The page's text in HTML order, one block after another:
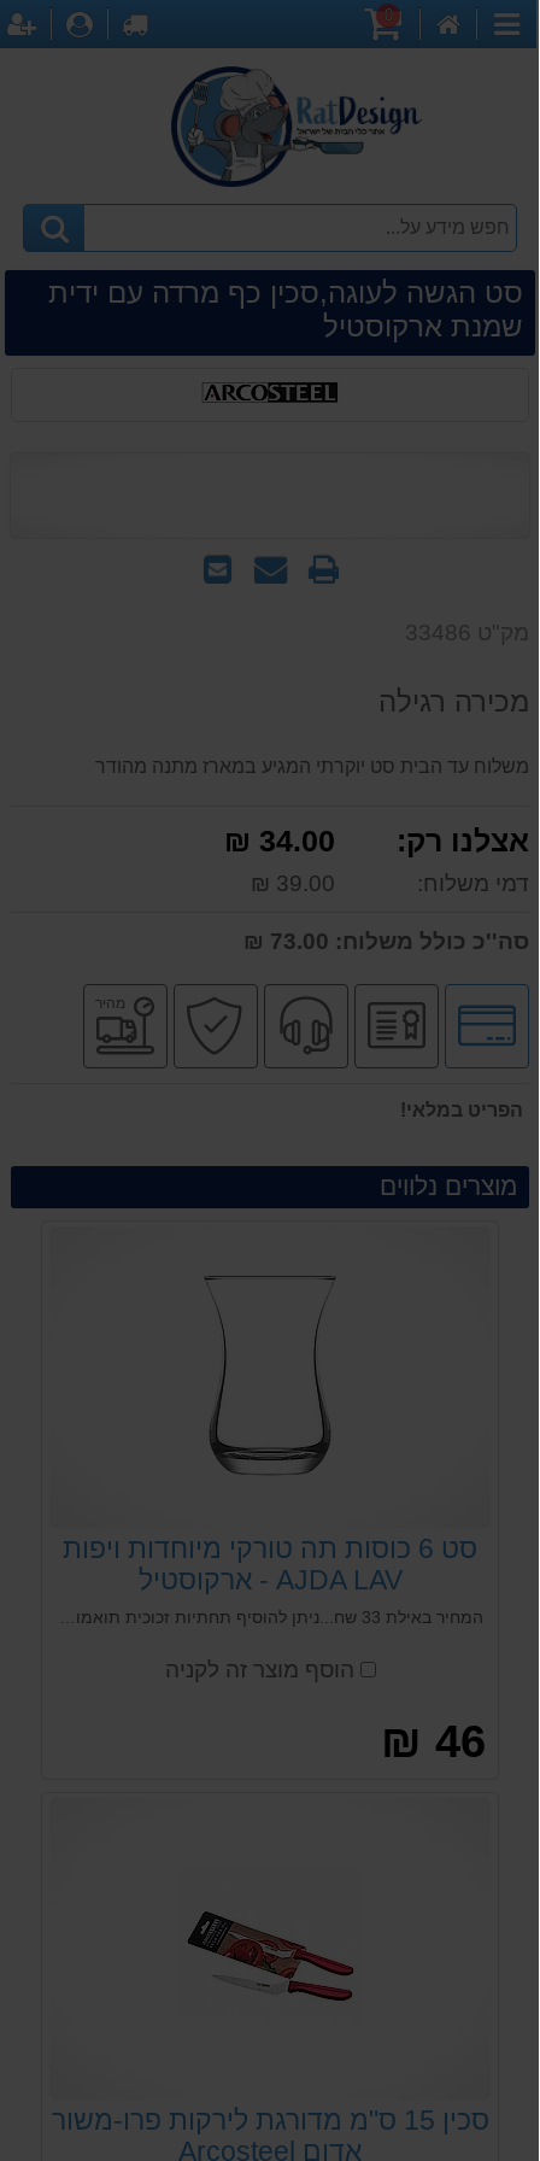
קטגוריות
0
לקופה
סט הגשה לעוגה,סכין כף מרדה עם ידית
שמנת ארקוסטיל
שלח
שאל
מק"ט 33486
מכירה רגילה
משלוח עד הבית סט יוקרתי המגיע במארז מתנה מהודר
אצלנו רק: 34.00 ₪
דמי משלוח: 39.00 ₪
סה''כ כולל משלוח:
לחץ
לאפשרויות
תשלומים
יבואן
רשמי
שירות
מקצועי
קניה
בטוחה
מהיר
הפריט במלאי!
מוצרים נלווים
סט 6 כוסות תה טורקי מיוחדות ויפות
AJDA LAV - ארקוסטיל
הוסף מוצר זה לקניה
46 ₪
סכין 15 ס"מ מדורגת לירקות פרו-משור
אדום Arcosteel